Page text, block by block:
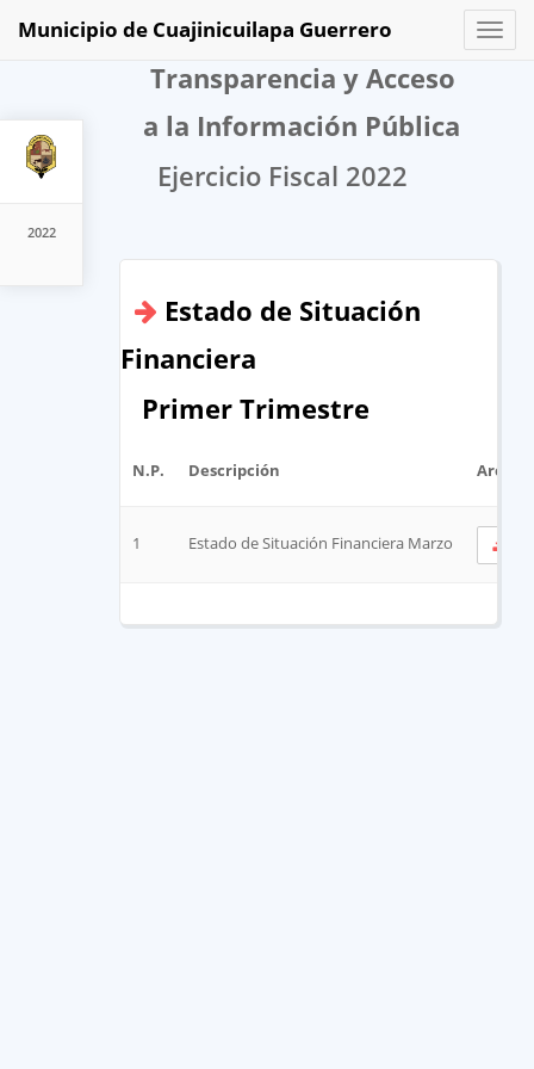
2022
Toggle
Municipio de Cuajinicuilapa Guerrero
Transparencia y Acceso
a la Información Pública
Ejercicio Fiscal 2022
Estado de Situación
Financiera
Primer Trimestre
N.P. Descripción
1 Estado de Situación Financiera Marzo